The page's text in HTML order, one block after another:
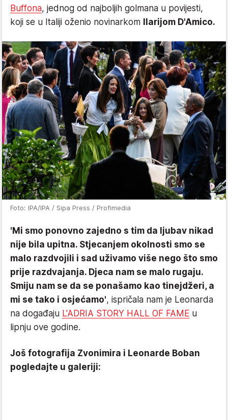
Buffona, jednog od najboljih golmana u povijesti,
koji se u Italiji oženio novinarkom Ilarijom D'Amico.
Foto: IPA/IPA / Sipa Press / Profimedia
'Mi smo ponovno zajedno s tim da ljubav nikad
nije bila upitna. Stjecanjem okolnosti smo se
malo razdvojili i sad uživamo više nego što smo
prije razdvajanja. Djeca nam se malo rugaju.
Smiju nam se da se ponašamo kao tinejdžeri, a
mi se tako i osjećamo', ispričala nam je Leonarda
na događaju L'ADRIA STORY HALL OF FAME u
lipnju ove godine.
Još fotografija Zvonimira i Leonarde Boban
pogledajte u galeriji: